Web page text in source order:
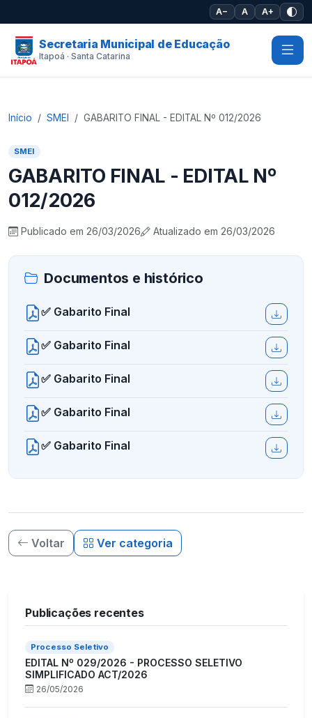
A− A A+
Secretaria Municipal de Educação
Itapoá · Santa Catarina
Início SMEI GABARITO FINAL - EDITAL Nº 012/2026
SMEI
GABARITO FINAL - EDITAL Nº
012/2026
Publicado em 26/03/2026 Atualizado em 26/03/2026
Documentos e histórico
✅ Gabarito Final
✅ Gabarito Final
✅ Gabarito Final
✅ Gabarito Final
✅ Gabarito Final
Voltar Ver categoria
Publicações recentes
Processo Seletivo
EDITAL Nº 029/2026 - PROCESSO SELETIVO
SIMPLIFICADO ACT/2026
26/05/2026